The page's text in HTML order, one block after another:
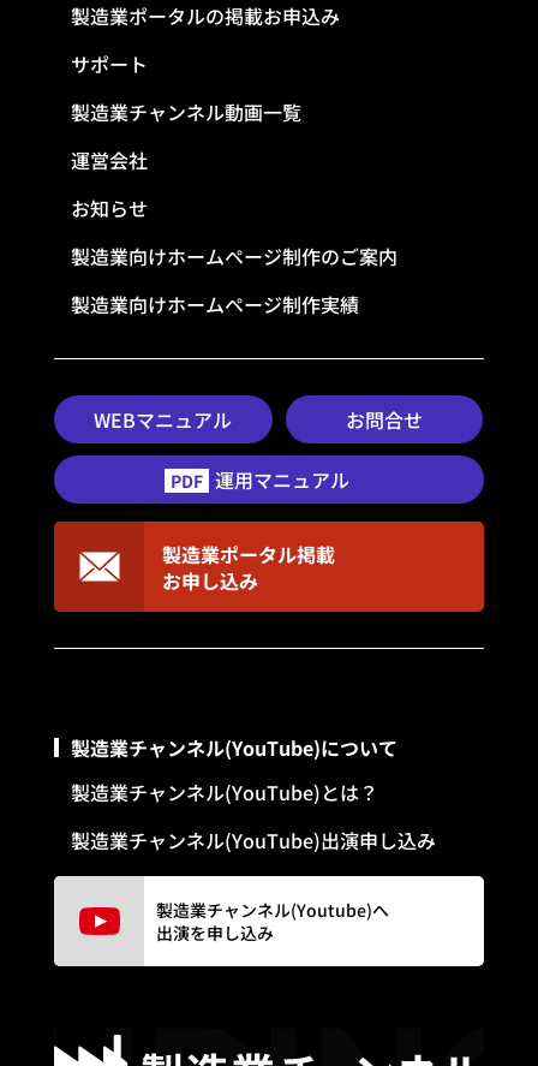
製造業ポータルの掲載お申込み
サポート
製造業チャンネル動画一覧
運営会社
お知らせ
製造業向けホームページ制作のご案内
製造業向けホームページ制作実績
WEBマニュアル お問合せ
PDF 運用マニュアル
製造業ポータル掲載
お申し込み
製造業チャンネル(YouTube)について
製造業チャンネル(YouTube)とは？
製造業チャンネル(YouTube)出演申し込み
製造業チャンネル(Youtube)へ
出演を申し込み